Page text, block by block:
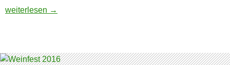
Jubilare 2016
weiterlesen →